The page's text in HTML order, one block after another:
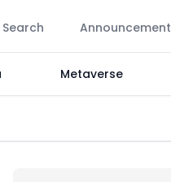
Search Announcement
Metaverse